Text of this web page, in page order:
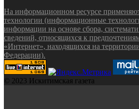
На информационном ресурсе
технологии (информационные
информации на основе сбора,
сведений, относящихся к
«Интернет», находящихся на
Федерации).
© 2023 Искитимская газета